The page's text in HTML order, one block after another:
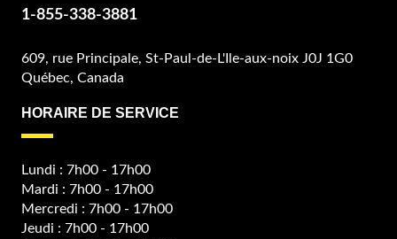
1-855-338-3881
609, rue Principale, St-Paul-de-L'Ile-aux-noix J0J 1G0
Québec, Canada
HORAIRE DE SERVICE
Lundi : 7h00 - 17h00
Mardi : 7h00 - 17h00
Mercredi : 7h00 - 17h00
Jeudi : 7h00 - 17h00